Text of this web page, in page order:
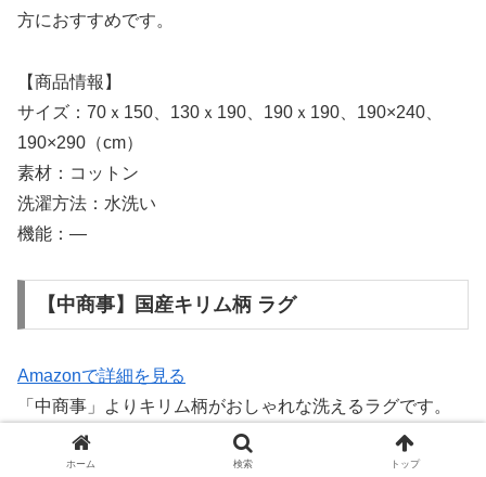
方におすすめです。
【商品情報】
サイズ：70ｘ150、130ｘ190、190ｘ190、190×240、
190×290（cm）
素材：コットン
洗濯方法：水洗い
機能：―
【中商事】国産キリム柄 ラグ
Amazonで詳細を見る
「中商事」よりキリム柄がおしゃれな洗えるラグです。
コットン特有のサラリとした肌触りが特徴で、素足に心地
良いのが魅力。両面使いが可能で、裏返すと色が反転しお
ホーム 検索 トップ